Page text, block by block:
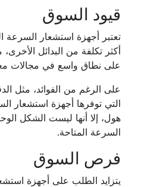
قيود السوق
تعتبر أجهزة استشعار السرعة
أكثر تكلفة من البدائل
على نطاق واسع في مجالات
على الرغم من الفوائد، مثل
التي توفرها أجهزة استشعار
هول، إلا أنها ليست الشكل
السرعة المتاحة.
فرص السوق
يتزايد الطلب على أجهزة